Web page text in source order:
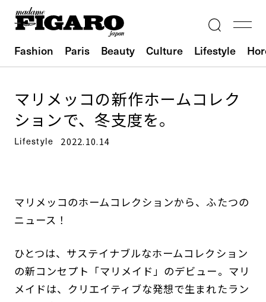
Fashion Paris Beauty Culture Lifestyle
マリメッコの新作ホームコレク
ションで、冬支度を。
Lifestyle 2022.10.14
マリメッコのホームコレクションから、ふたつの
ニュース！
ひとつは、サステイナブルなホームコレクション
の新コンセプト「マリメイド」のデビュー。マリ
メイドは、クリエイティブな発想で生まれたラン